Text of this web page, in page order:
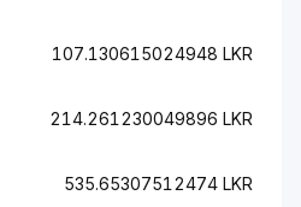
107.130615024948 LKR
214.261230049896 LKR
535.65307512474 LKR